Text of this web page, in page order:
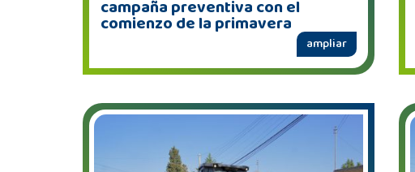
campaña preventiva con el
comienzo de la primavera
ampliar